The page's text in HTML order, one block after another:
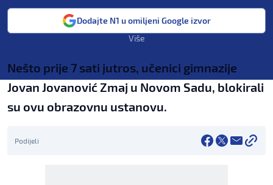
Dodajte N1 u omiljeni Google izvor
Više
Nešto prije 7 sati jutros, učenici gimnazije
Jovan Jovanović Zmaj u Novom Sadu, blokirali
su ovu obrazovnu ustanovu.
Podijeli